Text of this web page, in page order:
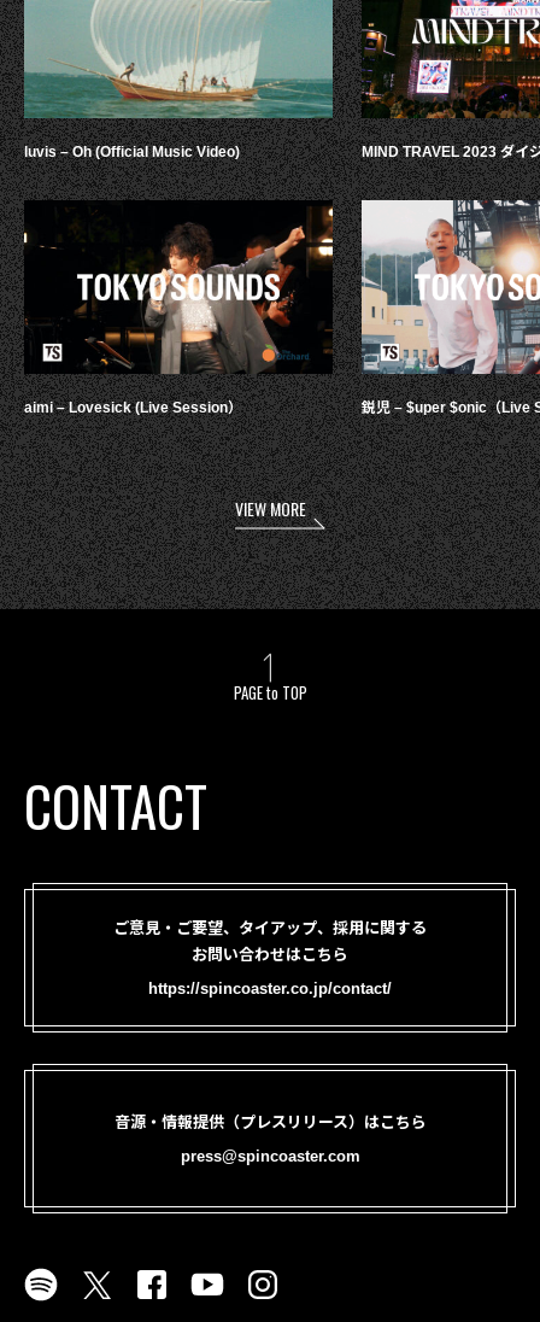
luvis – Oh (Official Music Video)
aimi – Lovesick (Live Session）
MIND TRAVEL 2023 ダイ
鋭児 – $uper $onic（Live
VIEW MORE
PAGE to TOP
CONTACT
ご意見・ご要望、タイアップ、採用に関する
お問い合わせはこちら
https://spincoaster.co.jp/contact/
音源・情報提供（プレスリリース）はこちら
press@spincoaster.com